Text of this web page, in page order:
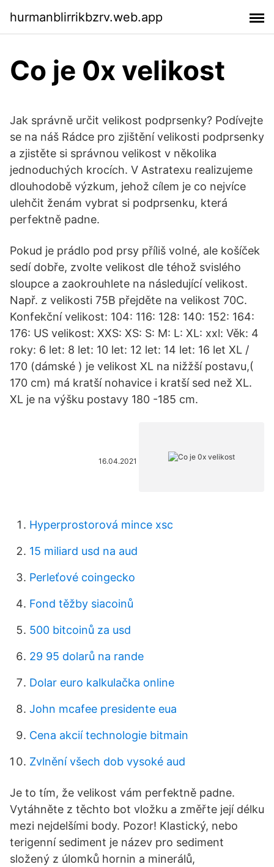
hurmanblirrikbzrv.web.app
Co je 0x velikost
Jak správně určit velikost podprsenky? Podívejte
se na náš Rádce pro zjištění velikosti podprsenky
a zjistěte si správnou velikost v několika
jednoduchých krocích. V Astratexu realizujeme
dlouhodobě výzkum, jehož cílem je co nejvíce
ulehčit ženám vybrat si podprsenku, která
perfektně padne.
Pokud je prádlo pod prsy příliš volné, ale košíček
sedí dobře, zvolte velikost dle téhož svislého
sloupce a zaokrouhlete na následující velikost.
Např. z velikosti 75B přejděte na velikost 70C.
Konfekční velikost: 104: 116: 128: 140: 152: 164:
176: US velikost: XXS: XS: S: M: L: XL: xxl: Věk: 4
roky: 6 let: 8 let: 10 let: 12 let: 14 let: 16 let XL /
170 (dámské ) je velikost XL na nižžší postavu,(
170 cm) má kratší nohavice i kratší sed než XL.
XL je na výšku postavy 180 -185 cm.
16.04.2021
Hyperprostorová mince xsc
15 miliard usd na aud
Perleťové coingecko
Fond těžby siacoinů
500 bitcoinů za usd
29 95 dolarů na rande
Dolar euro kalkulačka online
John mcafee presidente eua
Cena akcií technologie bitmain
Zvlnění všech dob vysoké aud
Je to tím, že velikost vám perfektně padne.
Vytáhněte z těchto bot vložku a změřte její délku
mezi nejdelšími body. Pozor! Klastický, nebo
terigenní sediment je název pro sediment
složený z úlomků hornin a minerálů,